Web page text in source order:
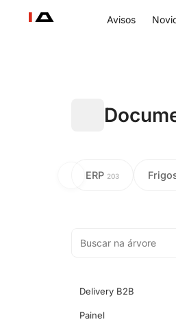
Avisos
ERP 203
Delivery B2B
Painel